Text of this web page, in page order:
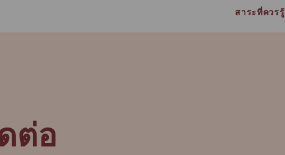
สาระที่ควรรู้
ต่อ